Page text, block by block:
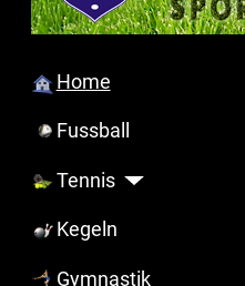
Home
Fussball
Tennis
Kegeln
Gymnastik